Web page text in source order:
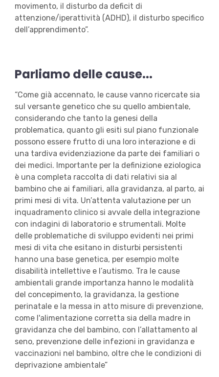
movimento, il disturbo da deficit di
attenzione/iperattività (ADHD), il disturbo specifico
dell’apprendimento”.
Parliamo delle cause...
“Come già accennato, le cause vanno ricercate sia
sul versante genetico che su quello ambientale,
considerando che tanto la genesi della
problematica, quanto gli esiti sul piano funzionale
possono essere frutto di una loro interazione e di
una tardiva evidenziazione da parte dei familiari o
dei medici. Importante per la definizione eziologica
è una completa raccolta di dati relativi sia al
bambino che ai familiari, alla gravidanza, al parto, ai
primi mesi di vita. Un’attenta valutazione per un
inquadramento clinico si avvale della integrazione
con indagini di laboratorio e strumentali. Molte
delle problematiche di sviluppo evidenti nei primi
mesi di vita che esitano in disturbi persistenti
hanno una base genetica, per esempio molte
disabilità intellettive e l’autismo. Tra le cause
ambientali grande importanza hanno le modalità
del concepimento, la gravidanza, la gestione
perinatale e la messa in atto misure di prevenzione,
come l'alimentazione corretta sia della madre in
gravidanza che del bambino, con l’allattamento al
seno, prevenzione delle infezioni in gravidanza e
vaccinazioni nel bambino, oltre che le condizioni di
deprivazione ambientale”